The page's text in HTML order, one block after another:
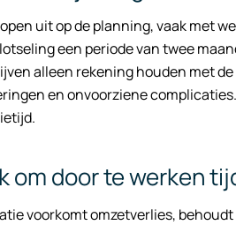
uit op de planning, vaak met
een periode van twee
alleen rekening houden met
en onvoorziene
om door te werken
voorkomt omzetverlies,